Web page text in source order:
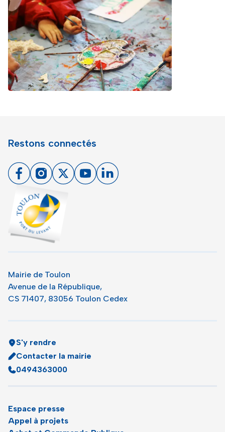
Restons connectés
FacebookInstagram
X YoutubeLinkedin
Mairie de Toulon
Avenue de la République,
CS 71407, 83056 Toulon Cedex
S'y rendre
Contacter la mairie
0494363000
Espace presse
Appel à projets